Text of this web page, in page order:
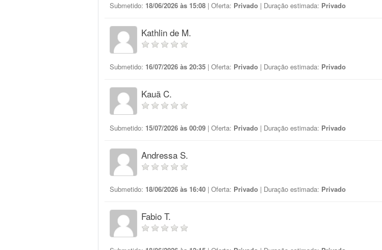
Submetido: 18/06/2026 às 15:08 | Oferta: Privado | Duração estimada: Privado
Kathlin de M.
Submetido: 16/07/2026 às 20:35 | Oferta: Privado | Duração estimada: Privado
Kauã C.
Submetido: 15/07/2026 às 00:09 | Oferta: Privado | Duração estimada: Privado
Andressa S.
Submetido: 18/06/2026 às 16:40 | Oferta: Privado | Duração estimada: Privado
Fabio T.